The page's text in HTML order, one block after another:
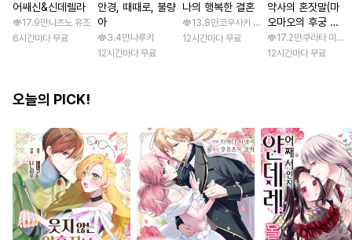
어쌔신&신데렐라
17.9만나츠노 유조
6시간마다 무료
안경, 때때로, 불량
아
3.4만나루키
12시간마다 무료
나의 행복한 결혼
13.8만코우사카 리토 / 아기토기 아쿠미
12시간마다 무료
약사의 혼잣말(마
오마오의 후궁 수
수께끼 풀이수첩)
17.2만쿠라타 미노
12시간마다 무료
오늘의 PICK!